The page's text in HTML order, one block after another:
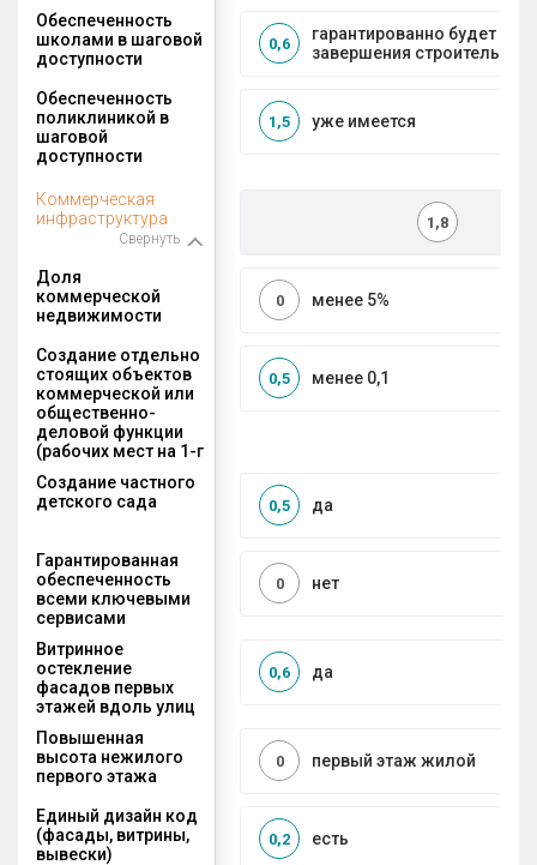
Обеспеченность
школами в шаговой
доступности
гарантированно будет
завершения строительства
0,6
Обеспеченность
поликлиникой в
шаговой
доступности
уже имеется
1,5
Коммерческая
инфраструктура
Свернуть
1,8
Доля
коммерческой
недвижимости
менее 5%
0
Создание отдельно
стоящих объектов
коммерческой или
общественно-
деловой функции
(рабочих мест на 1-г
менее 0,1
0,5
Создание частного
детского сада
да
0,5
Гарантированная
обеспеченность
всеми ключевыми
сервисами
нет
0
Витринное
остекление
фасадов первых
этажей вдоль улиц
да
0,6
Повышенная
высота нежилого
первого этажа
первый этаж жилой
0
Единый дизайн код
(фасады, витрины,
вывески)
есть
0,2